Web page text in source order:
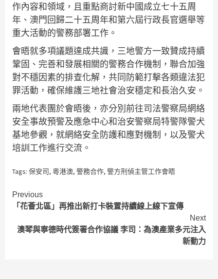
作內容和領域，且重點商討新中國成立七十五周
年、澳門回歸二十五周年和第六屆行政長官選舉等
重大活動的警務部署工作。
會晤就多項議題達成共識，三地警方一致贊成持續
鞏固、完善和發展相關的警務合作機制，聯合加強
對不穩因素的排查化解，共同防範打擊各類違法犯
罪活動，確保維護三地社會治安穩定和長治久安。
兩地代表團於會晤後，亦分別前往司法警察局網絡
安全事故預警及應急中心和治安警察局特警隊警犬
基地參觀，就網絡安全防護和應對機制，以及警犬
培訓工作進行交流。
Tags: 保安司, 粵港澳, 警務合作, 警方刑偵主管工作會晤
Continue
Reading
Previous
「花薈北區」再推出新打卡裝置持續線上線下宣傳
Next
澳琴與寧德時代簽署合作協議 李司：為澳產業多元注入
新動力